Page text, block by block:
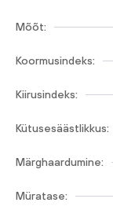
Mõõt:
Koormusindeks:
Kiirusindeks:
Kütusesäästlikkus:
Märghaardumine:
Müratase: